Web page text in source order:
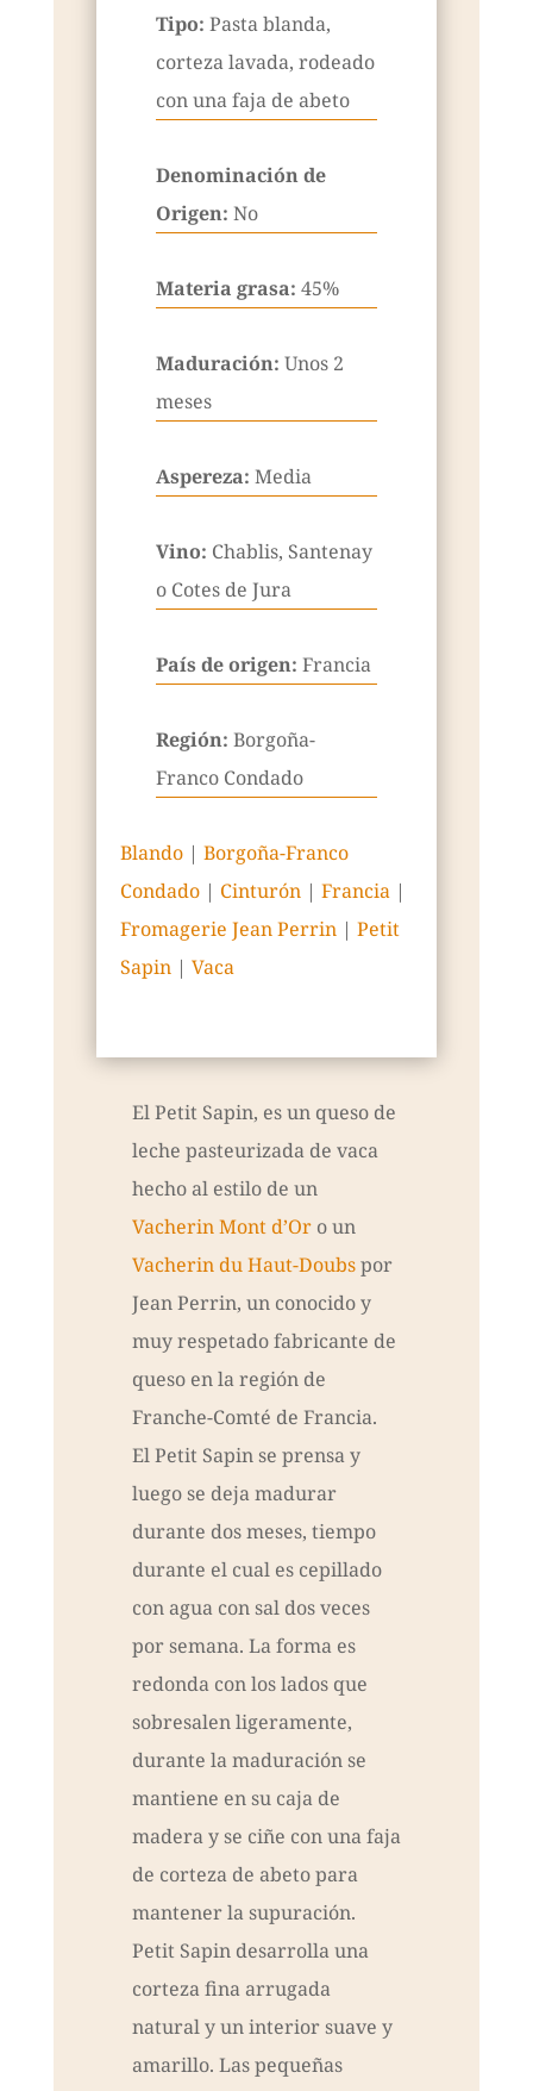
Tipo: Pasta blanda,
corteza lavada, rodeado
con una faja de abeto
Denominación de
Origen: No
Materia grasa: 45%
Maduración: Unos 2
meses
Aspereza: Media
Vino: Chablis, Santenay
o Cotes de Jura
País de origen: Francia
Región: Borgoña-
Franco Condado
Blando| Borgoña-Franco
Condado| Cinturón| Francia|
Fromagerie Jean Perrin| Petit
Sapin| Vaca
El Petit Sapin, es un queso de
leche pasteurizada de vaca
hecho al estilo de un
Vacherin Mont d’Oro un
Vacherin du Haut-Doubspor
Jean Perrin, un conocido y
muy respetado fabricante de
queso en la región de
Franche-Comté de Francia.
El Petit Sapin se prensa y
luego se deja madurar
durante dos meses, tiempo
durante el cual es cepillado
con agua con sal dos veces
por semana. La forma es
redonda con los lados que
sobresalen ligeramente,
durante la maduración se
mantiene en su caja de
madera y se ciñe con una faja
de corteza de abeto para
mantener la supuración.
Petit Sapin desarrolla una
corteza fina arrugada
natural y un interior suave y
amarillo. Las pequeñas